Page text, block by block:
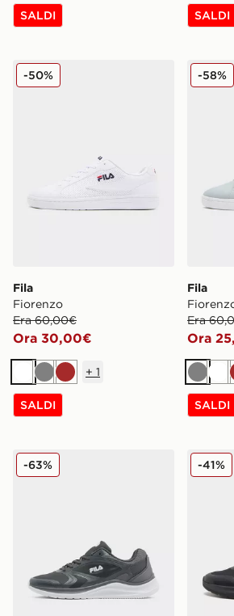
SALDI SALDI
Fila Fiorenzo
Fila
Fiorenzo
Era 60,00€
Ora 30,00€
-50%
Bianco
GrigioMarrone
+ 1
SALDI
Fila
Fila
Era
Ora
-58%
SALDI
Fila Trexler 5
-63% Fila
-41%